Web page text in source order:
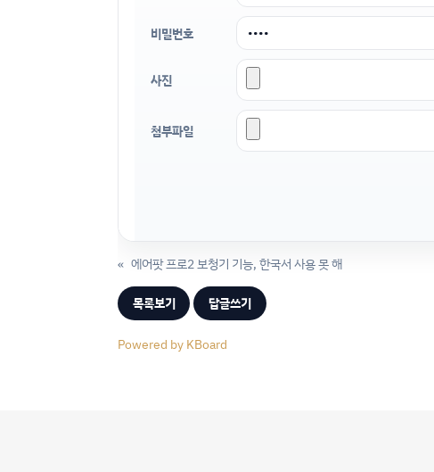
비밀번호
사진
첨부파일
« 에어팟 프로2 보청기 기능, 한국서 사용 못 해
목록보기 답글쓰기
Powered by KBoard